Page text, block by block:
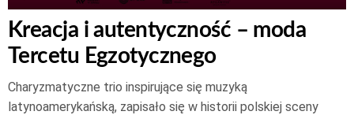
Kreacja i autentyczność – moda
Tercetu Egzotycznego
Charyzmatyczne trio inspirujące się muzyką
latynoamerykańską, zapisało się w historii polskiej sceny